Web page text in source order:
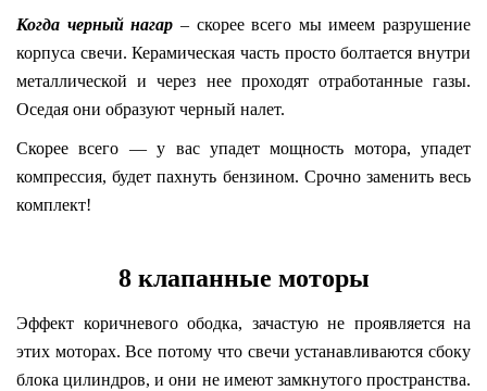
Когда черный нагар – скорее всего мы имеем разрушение
корпуса свечи. Керамическая часть просто болтается внутри
металлической и через нее проходят отработанные газы.
Оседая они образуют черный налет.
Скорее всего — у вас упадет мощность мотора, упадет
компрессия, будет пахнуть бензином. Срочно заменить весь
комплект!
8 клапанные моторы
Эффект коричневого ободка, зачастую не проявляется на
этих моторах. Все потому что свечи устанавливаются сбоку
блока цилиндров, и они не имеют замкнутого пространства.